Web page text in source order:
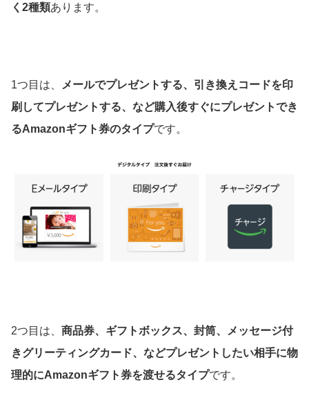
く2種類あります。
1つ目は、
メールでプレゼントする、引き換えコードを印
刷してプレゼントする、など購入後すぐにプレゼントでき
るAmazonギフト券のタイプです。
2つ目は、 商品券、ギフトボックス、封筒、メッセージ付
きグリーティングカード、などプレゼントしたい相手に物
理的にAmazonギフト券を渡せるタイプです。